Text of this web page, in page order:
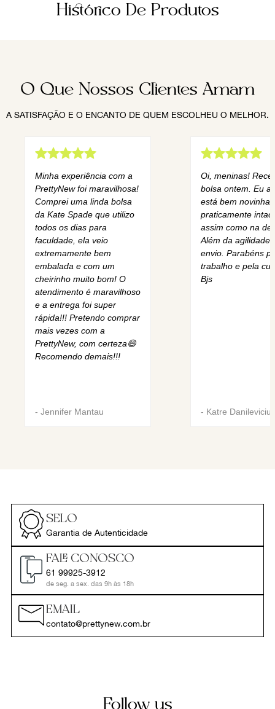
Histórico De Produtos
O Que Nossos Clientes Amam
A SATISFAÇÃO E O ENCANTO DE QUEM ESCOLHEU O MELHOR.
Minha experiência com a
PrettyNew foi maravilhosa!
Comprei uma linda bolsa
da Kate Spade que utilizo
todos os dias para
faculdade, ela veio
extremamente bem
embalada e com um
cheirinho muito bom! O
atendimento é maravilhoso
e a entrega foi super
rápida!!! Pretendo comprar
mais vezes com a
PrettyNew, com certeza😄
Recomendo demais!!!
- Jennifer Mantau
Oi, meninas!
bolsa ontem. Eu
está bem novinha,
praticamente
assim como na
Além da agilidade
envio. Parabéns
trabalho e pela
Bjs
- Katre Danilevicius
SELO
Garantia de Autenticidade
FALE CONOSCO
61 99925-3912
de seg. a sex. das 9h às 18h
EMAIL
contato@prettynew.com.br
Follow us